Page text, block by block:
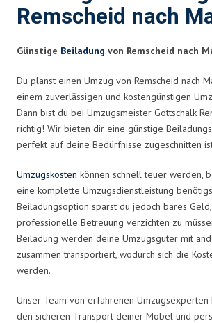
Remscheid nach
Günstige Beiladung von Remscheid nach
Du planst einen Umzug von Remscheid nach
einem zuverlässigen und kostengünstigen
Dann bist du bei Umzugsmeister Gottschalk
richtig! Wir bieten dir eine günstige
perfekt auf deine Bedürfnisse zugeschnitten
Umzugskosten können schnell teuer werden,
eine komplette Umzugsdienstleistung
Beiladungsoption sparst du jedoch bares
professionelle Betreuung verzichten zu
Beiladung werden deine Umzugsgüter mit
zusammen transportiert, wodurch sich die
werden.
Unser Team von erfahrenen Umzugsexperten
den sicheren Transport deiner Möbel und